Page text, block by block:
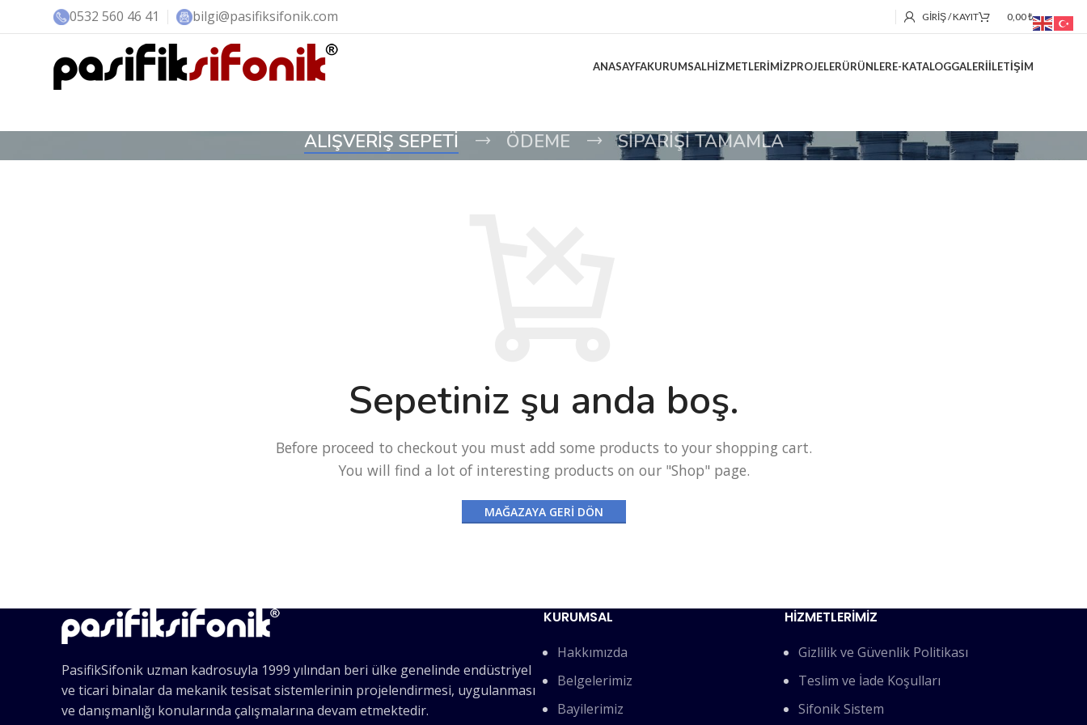
0532 560 46 41 bilgi@pasifiksifonik.com GIRIŞ / KAYIT 0,00₺
ANASAYFAKURUMSALHIZMETLERIMIZPROJELERÜRÜNLERE-KATALOGGALERIİLETIŞIM
ALIŞVERIŞ SEPETI ÖDEME SIPARIŞI TAMAMLA
Sepetiniz şu anda boş.
Before proceed to checkout you must add some products to your shopping cart.
You will find a lot of interesting products on our "Shop" page.
MAĞAZAYA GERI DÖN
PasifikSifonik uzman kadrosuyla 1999 yılından beri ülke genelinde endüstriyel
ve ticari binalar da mekanik tesisat sistemlerinin projelendirmesi, uygulanması
ve danışmanlığı konularında çalışmalarına devam etmektedir.
KURUMSAL
Hakkımızda
Belgelerimiz
Bayilerimiz
HİZMETLERİMİZ
Gizlilik ve Güvenlik Politikası
Teslim ve İade Koşulları
Sifonik Sistem